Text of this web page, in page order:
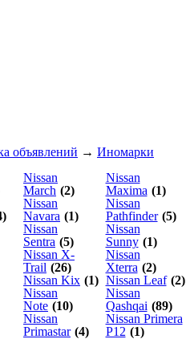
объявлений → Иномарки
Nissan
March (2)
Nissan
Maxima (1)
Nissan
Navara (1)
Nissan
Pathfinder (5)
Nissan
Sentra (5)
Nissan
Sunny (1)
Nissan X-
Trail (26)
Nissan
Xterra (2)
Nissan Kix (1) Nissan Leaf (2)
Nissan
Note (10)
Nissan
Qashqai (89)
Nissan
Primastar (4)
Nissan Primera
P12 (1)